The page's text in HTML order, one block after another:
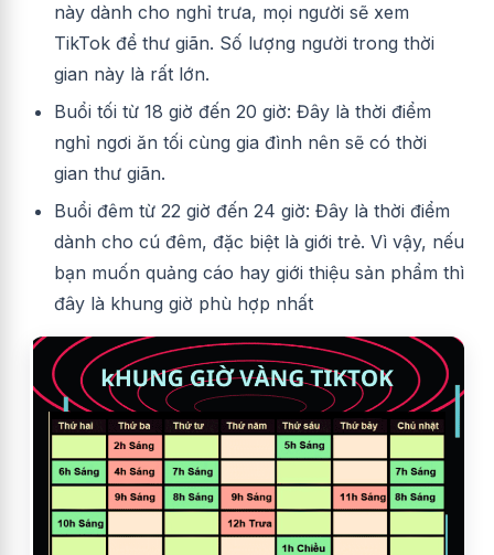
này dành cho nghỉ trưa, mọi người sẽ xem
TikTok để thư giãn. Số lượng người trong thời
gian này là rất lớn.
Buổi tối từ 18 giờ đến 20 giờ: Đây là thời điểm
nghỉ ngơi ăn tối cùng gia đình nên sẽ có thời
gian thư giãn.
Buổi đêm từ 22 giờ đến 24 giờ: Đây là thời điểm
dành cho cú đêm, đặc biệt là giới trẻ. Vì vậy, nếu
bạn muốn quảng cáo hay giới thiệu sản phẩm thì
đây là khung giờ phù hợp nhất